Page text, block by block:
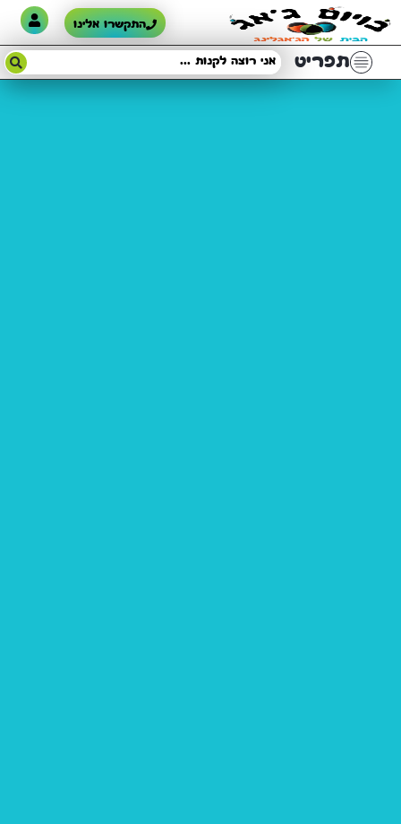
התקשרו אלינו
תפריט